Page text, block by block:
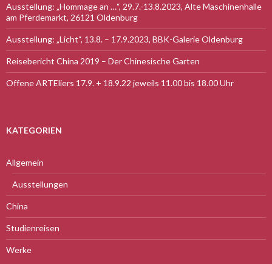
Ausstellung: „Hommage an …“, 29.7.-13.8.2023, Alte Maschinenhalle
am Pferdemarkt, 26121 Oldenburg
Ausstellung: „Licht“, 13.8. – 17.9.2023, BBK-Galerie Oldenburg
Reisebericht China 2019 – Der Chinesische Garten
Offene ARTEliers 17.9. + 18.9.22 jeweils 11.00 bis 18.00 Uhr
KATEGORIEN
Allgemein
Ausstellungen
China
Studienreisen
Werke